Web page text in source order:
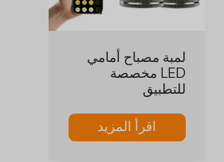
لمبة مصباح أمامي
LED مخصصة
للتطبيق
اقرأ المزيد